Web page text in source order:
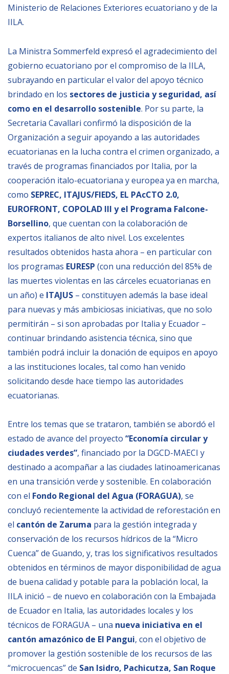
BIBLIOTECA
Publicaciones
OPORTUNIDADES
Convocatorias
Becas
Alta Formación
Para las empresas
Registro de proveedores
Contratos/Acuerdos/Grant
NEWSLETTER
Ministerio de Relaciones Exteriores ecuatoriano y de la
IILA.
La Ministra Sommerfeld expresó el agradecimiento del
gobierno ecuatoriano por el compromiso de la IILA,
subrayando en particular el valor del apoyo técnico
brindado en los sectores de justicia y seguridad, así
como en el desarrollo sostenible. Por su parte, la
Secretaria Cavallari confirmó la disposición de la
Organización a seguir apoyando a las autoridades
ecuatorianas en la lucha contra el crimen organizado, a
través de programas financiados por Italia, por la
cooperación italo-ecuatoriana y europea ya en marcha,
como SEPREC, ITAJUS/FIEDS, EL PAcCTO 2.0,
EUROFRONT, COPOLAD III y el Programa Falcone-
Borsellino, que cuentan con la colaboración de
expertos italianos de alto nivel. Los excelentes
resultados obtenidos hasta ahora – en particular con
los programas EURESP (con una reducción del 85% de
las muertes violentas en las cárceles ecuatorianas en
un año) e ITAJUS – constituyen además la base ideal
para nuevas y más ambiciosas iniciativas, que no solo
permitirán – si son aprobadas por Italia y Ecuador –
continuar brindando asistencia técnica, sino que
también podrá incluir la donación de equipos en apoyo
a las instituciones locales, tal como han venido
solicitando desde hace tiempo las autoridades
ecuatorianas.
Entre los temas que se trataron, también se abordó el
estado de avance del proyecto “Economía circular y
ciudades verdes”, financiado por la DGCD-MAECI y
destinado a acompañar a las ciudades latinoamericanas
en una transición verde y sostenible. En colaboración
con el Fondo Regional del Agua (FORAGUA), se
concluyó recientemente la actividad de reforestación en
el cantón de Zaruma para la gestión integrada y
conservación de los recursos hídricos de la “Micro
Cuenca” de Guando, y, tras los significativos resultados
obtenidos en términos de mayor disponibilidad de agua
de buena calidad y potable para la población local, la
IILA inició – de nuevo en colaboración con la Embajada
de Ecuador en Italia, las autoridades locales y los
técnicos de FORAGUA – una nueva iniciativa en el
cantón amazónico de El Pangui, con el objetivo de
promover la gestión sostenible de los recursos de las
“microcuencas” de San Isidro, Pachicutza, San Roque